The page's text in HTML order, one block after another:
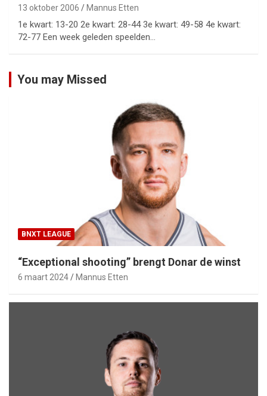
13 oktober 2006 Mannus Etten
1e kwart: 13-20 2e kwart: 28-44 3e kwart: 49-58 4e kwart:
72-77 Een week geleden speelden…
You may Missed
BNXT LEAGUE
“Exceptional shooting” brengt Donar de winst
6 maart 2024 Mannus Etten